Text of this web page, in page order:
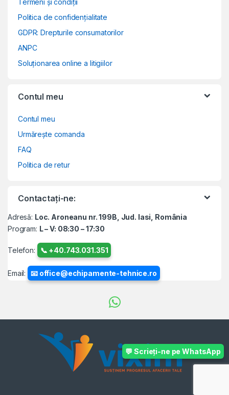
💬 Scrieți-ne pe WhatsApp
Termeni și condiții
Politica de confidențialitate
GDPR: Drepturile consumatorilor
ANPC
Soluționarea online a litigiilor
Contul meu
Contul meu
Urmărește comanda
FAQ
Politica de retur
Contactați-ne:
Adresă: Loc. Aroneanu nr. 199B, Jud. Iasi, România
Program: L – V: 08:30 – 17:30
Telefon: 📞 +40.743.031.351
Email: 📧 office@echipamente-tehnice.ro